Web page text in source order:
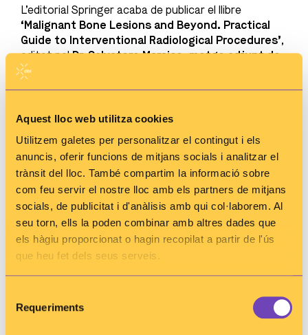
Aquest lloc web utilitza cookies
Utilitzem galetes per personalitzar el contingut i els
anuncis, oferir funcions de mitjans socials i analitzar el
trànsit del lloc. També compartim la informació sobre
com feu servir el nostre lloc amb els partners de mitjans
socials, de publicitat i d'anàlisis amb qui col·laborem. Al
seu torn, ells la poden combinar amb altres dades que
els hàgiu proporcionat o hagin recopilat a partir de l'ús
que heu fet dels seus serveis.
Requeriments
L’editorial Springer acaba de publicar el llibre
‘Malignant Bone Lesions and Beyond. Practical
Guide to Interventional Radiological Procedures’,
editat pelDr. Salvatore Marsico, metge adjunt de
la secció de Radiologia Diagnòstica i
intervencionista Musculoesquelètica del Servei
xarxa dibi, i pel Dr. Claudio Pusceddu
de Sardenya, a Itàlia.
Es tracta del primer llibre que reuneix totes les
tècniques de radiologia intervencionista oncològica
que es poden aplicar en eltractament amb
radiologia intervencionista de les lesions òssies
malignes
: des de la imatge diagnòstica, fins als
tractaments percutanis amb ablació tumoral i
cimentació òssia, i la seva integració amb la
radioteràpia i el maneig del dolor. La intenció dels
pràctica, basada en imatges, que pugui ajudar els